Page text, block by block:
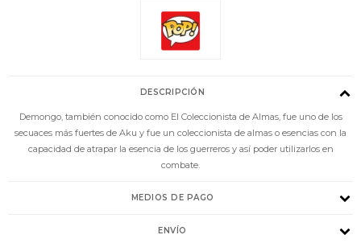
DESCRIPCIÓN
Demongo, también conocido como El Coleccionista de Almas, fue uno de los
secuaces más fuertes de Aku y fue un coleccionista de almas o esencias con la
capacidad de atrapar la esencia de los guerreros y así poder utilizarlos en
combate.
MEDIOS DE PAGO
ENVÍO